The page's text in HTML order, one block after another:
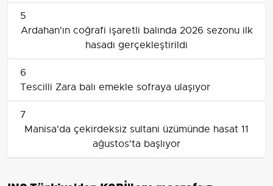
5
Ardahan'ın coğrafi işaretli balında 2026 sezonu ilk
hasadı gerçekleştirildi
6
Tescilli Zara balı emekle sofraya ulaşıyor
7
Manisa'da çekirdeksiz sultani üzümünde hasat 11
ağustos'ta başlıyor